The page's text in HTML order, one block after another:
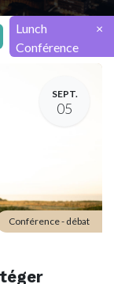
Lunch
Conférence
×
SEPT.
05
Conférence - débat